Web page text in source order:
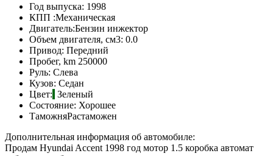
Год выпуска: 1998
КПП :Механическая
Двигатель:Бензин инжектор
Объем двигателя, см3: 0.0
Привод: Передний
Пробег, km 250000
Руль: Слева
Кузов: Седан
Цвет: Зеленый
Состояние: Хорошее
ТаможняРастаможен
Дополнительная информация об автомобиле:
Продам Hyundai Accent 1998 год мотор 1.5 коробка автомат